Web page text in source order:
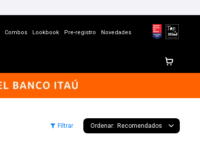
Combos Lookbook Pre-registro Novedades
Recomendados